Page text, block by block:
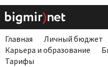
Главная Личный бюджет
Карьера и образование
Тарифы